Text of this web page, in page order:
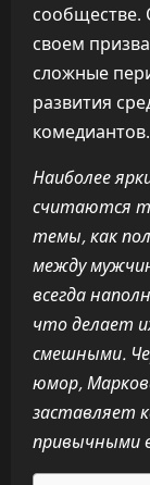
сообществе.
своем
сложные
развития
комедиантов.
Наиболее
считаются
темы, как
между
всегда
что делает
смешными.
юмор,
заставляет
привычными